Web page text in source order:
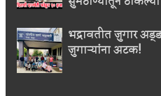
भद्रावतीत जुगार
जुगाऱ्यांना अटक!